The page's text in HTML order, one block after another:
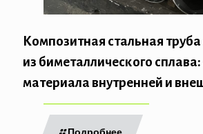
Композитная стальная
из биметаллического
материала внутренней и
Подробнее